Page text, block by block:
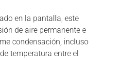
en la pantalla, este
de aire permanente e
condensación, incluso
temperatura entre el